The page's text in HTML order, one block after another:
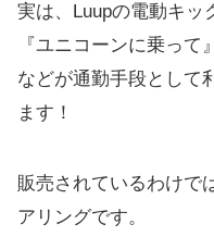
実は、Luupの電動キッ
『ユニコーンに乗っ
などが通勤手段として
ます！
販売されているわけで
アリングです。